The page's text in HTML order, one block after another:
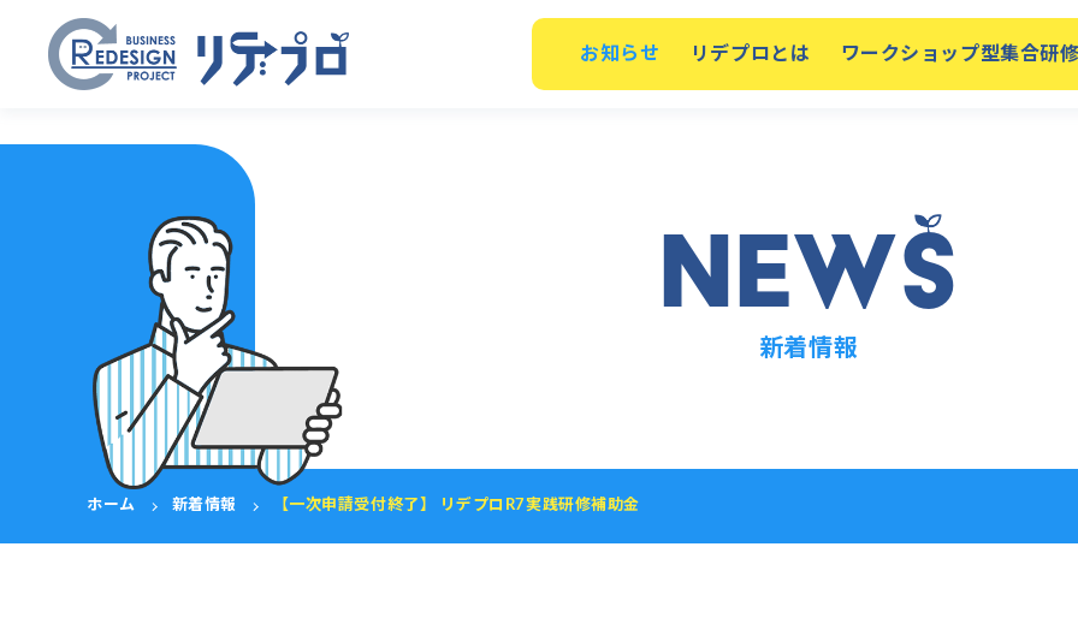
お知らせ リデプロとは ワークショップ型集合研
NEWS
新着情報
ホーム 新着情報 【一次申請受付終了】 リデプロR7実践研修補助金